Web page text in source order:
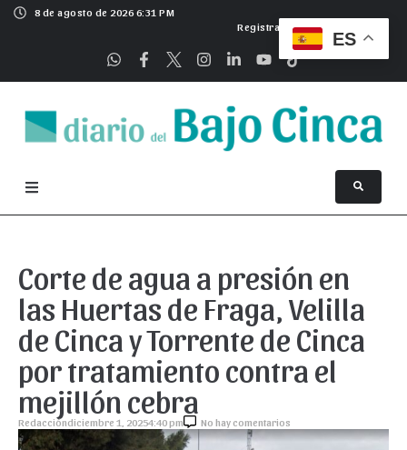
8 de agosto de 2026 6:31 PM
Registrarse
Corte de agua a presión en
las Huertas de Fraga, Velilla
de Cinca y Torrente de Cinca
por tratamiento contra el
mejillón cebra
Redaccióndiciembre 1, 20254:40 pm No hay comentarios
ES